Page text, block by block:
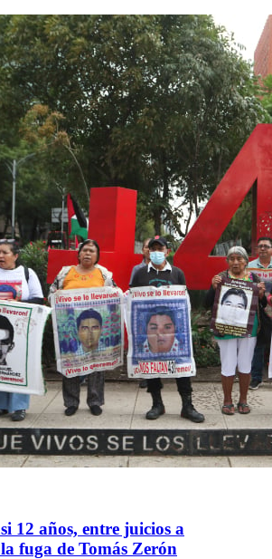
12 años, entre juicios a
fuga de Tomás Zerón